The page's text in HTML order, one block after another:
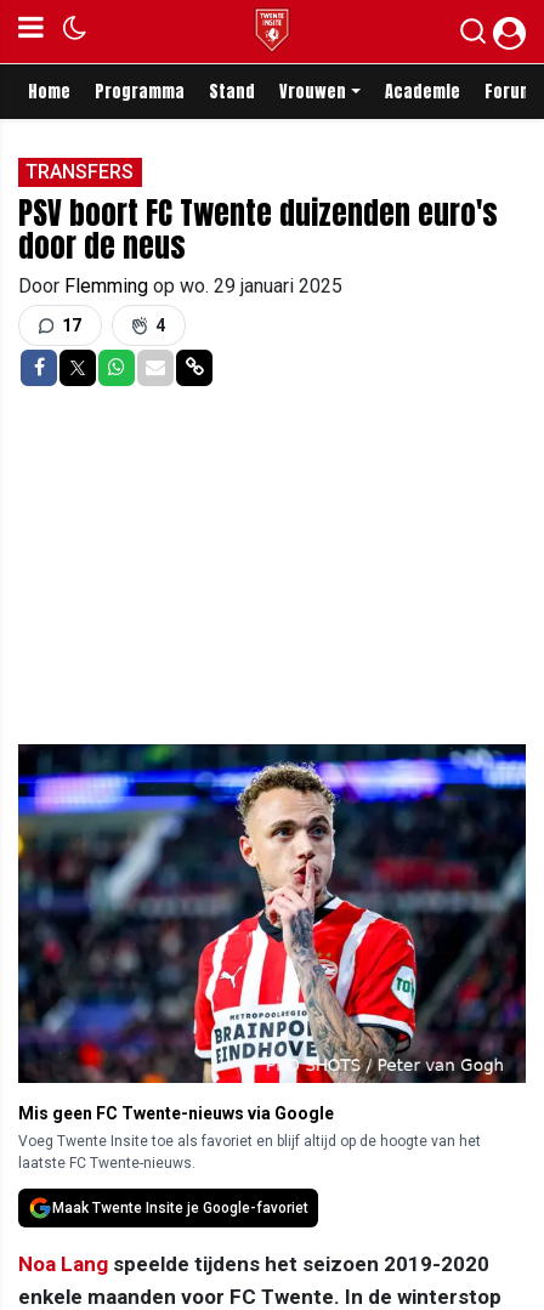
Home Programma Stand Vrouwen Academie Forum
TRANSFERS
PSV boort FC Twente duizenden euro's
door de neus
Door Flemming op wo. 29 januari 2025
17 4
Delen op Facebook
Delen op Twitter
Delen op Whatsapp
Delen via Mail
Delen via link
Mis geen FC Twente-nieuws via Google
Voeg Twente Insite toe als favoriet en blijf altijd op de hoogte van het
laatste FC Twente-nieuws.
Maak Twente Insite je Google-favoriet
Noa Lang speelde tijdens het seizoen 2019-2020
enkele maanden voor FC Twente. In de winterstop